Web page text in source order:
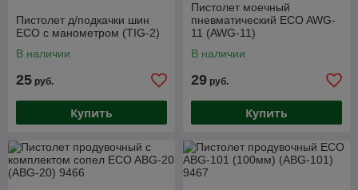
Пистолет д/подкачки шин
ECO с манометром (TIG-2)
В наличии
25 руб.
Купить
Пистолет моечный
пневматический ECO AWG-
11 (AWG-11)
В наличии
29 руб.
Купить